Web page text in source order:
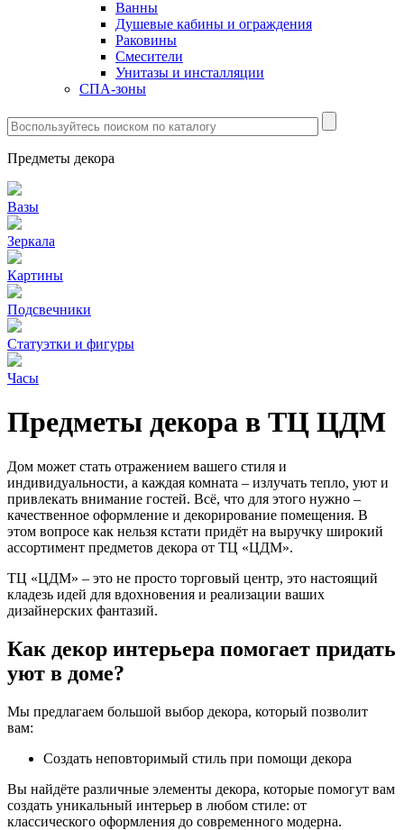
Ванны
Душевые кабины и ограждения
Раковины
Смесители
Унитазы и инсталляции
СПА-зоны
Предметы декора
Вазы
Зеркала
Картины
Подсвечники
Статуэтки и фигуры
Часы
Предметы декора в ТЦ ЦДМ
Дом может стать отражением вашего стиля и
индивидуальности, а каждая комната – излучать тепло, уют и
привлекать внимание гостей. Всё, что для этого нужно –
качественное оформление и декорирование помещения. В
этом вопросе как нельзя кстати придёт на выручку широкий
ассортимент предметов декора от ТЦ «ЦДМ».
ТЦ «ЦДМ» – это не просто торговый центр, это настоящий
кладезь идей для вдохновения и реализации ваших
дизайнерских фантазий.
Как декор интерьера помогает придать
уют в доме?
Мы предлагаем большой выбор декора, который позволит
вам:
Создать неповторимый стиль при помощи декора
Вы найдёте различные элементы декора, которые помогут вам
создать уникальный интерьер в любом стиле: от
классического оформления до современного модерна.